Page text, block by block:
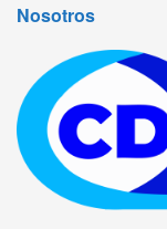
Nosotros